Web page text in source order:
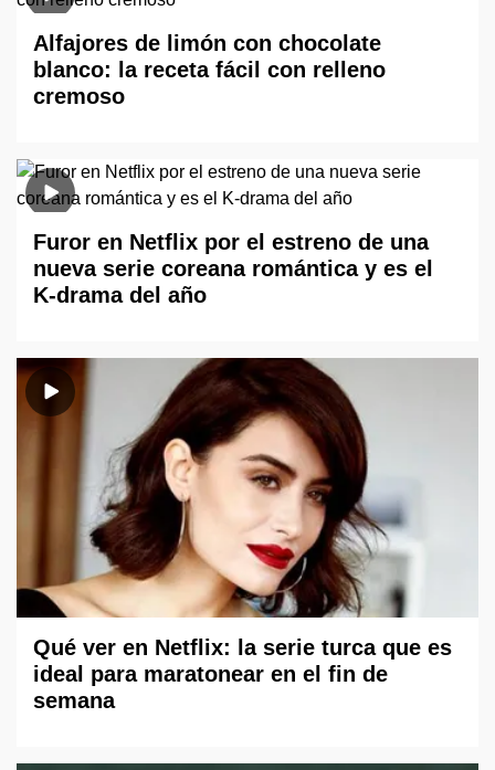
Alfajores de limón con chocolate
blanco: la receta fácil con relleno
cremoso
Furor en Netflix por el estreno de una
nueva serie coreana romántica y es el
K-drama del año
Qué ver en Netflix: la serie turca que es
ideal para maratonear en el fin de
semana